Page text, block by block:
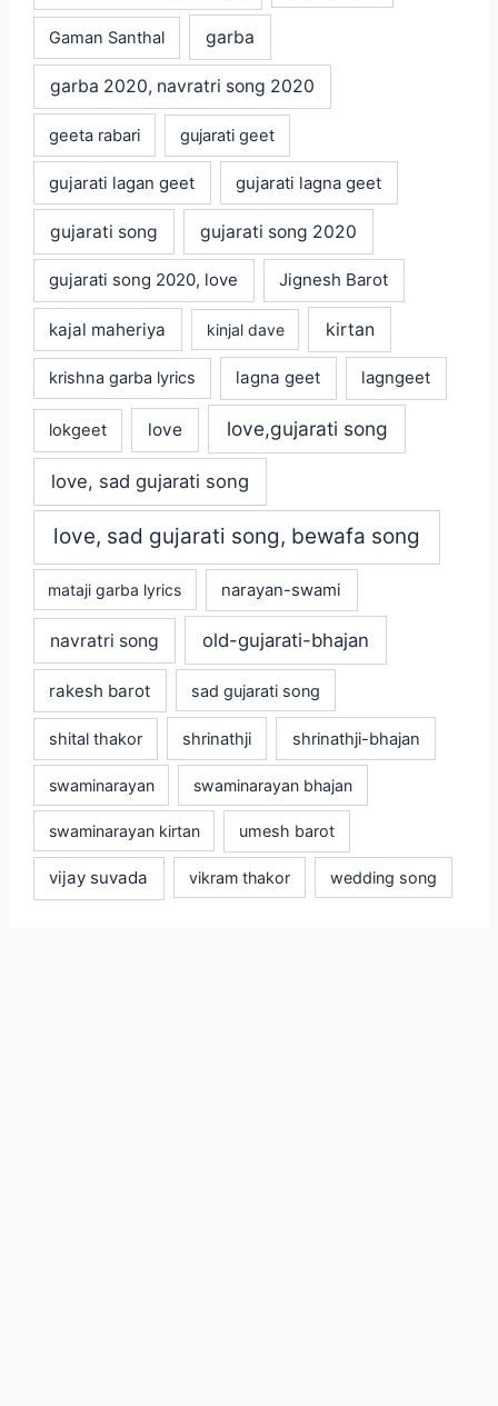
Gaman Santhal garba
garba 2020, navratri song 2020
geeta rabari gujarati geet
gujarati lagan geet gujarati lagna geet
gujarati song gujarati song 2020
gujarati song 2020, love Jignesh Barot
kajal maheriya kinjal dave kirtan
krishna garba lyrics lagna geet lagngeet
lokgeet love love,gujarati song
love, sad gujarati song
love, sad gujarati song, bewafa song
mataji garba lyrics narayan-swami
navratri song old-gujarati-bhajan
rakesh barot sad gujarati song
shital thakor shrinathji shrinathji-bhajan
swaminarayan swaminarayan bhajan
swaminarayan kirtan umesh barot
vijay suvada vikram thakor wedding song